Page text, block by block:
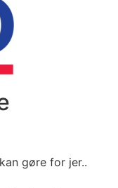
gøre for jer..